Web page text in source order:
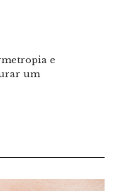
e
um